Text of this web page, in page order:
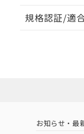
EU RoHS 注意
中国 RoHS 注
規格認証/適
お知らせ・最